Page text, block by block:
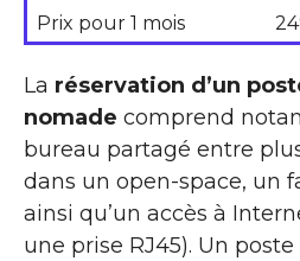
Prix pour 1 mois
La réservation d’un
nomade comprend
bureau partagé entre
dans un open-space, un
ainsi qu’un accès à
une prise RJ45). Un